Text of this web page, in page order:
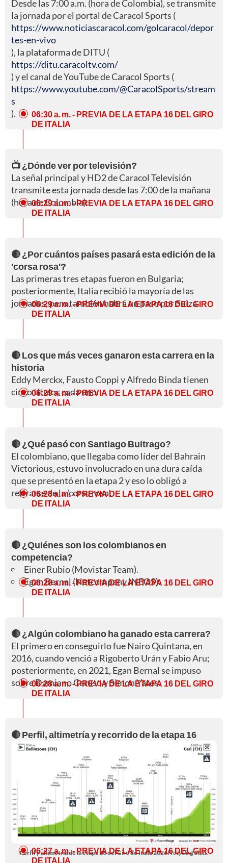
Desde las 7:00 a.m. (hora de Colombia), se transmite
la jornada por el portal de Caracol Sports (
https://www.noticiascaracol.com/golcaracol/depor
tes-en-vivo
), la plataforma de DITU (
https://ditu.caracoltv.com/
) y el canal de YouTube de Caracol Sports (
https://www.youtube.com/@CaracolSports/stream
s
).
06:30 a. m.- PREVIA DE LA ETAPA 16 DEL GIRO
DE ITALIA
📺 ¿Dónde ver por televisión?
La señal principal y HD2 de Caracol Televisión
transmite esta jornada desde las 7:00 de la mañana
(hora de Colombia).
06:29 a. m.- PREVIA DE LA ETAPA 16 DEL GIRO
DE ITALIA
🔴 ¿Por cuántos países pasará esta edición de la
'corsa rosa'?
Las primeras tres etapas fueron en Bulgaria;
posteriormente, Italia recibió la mayoría de las
jornadas, pero también habrá un paso por Suiza.
06:29 a. m.- PREVIA DE LA ETAPA 16 DEL GIRO
DE ITALIA
🔴 Los que más veces ganaron esta carrera en la
historia
Eddy Merckx, Fausto Coppi y Alfredo Binda tienen
cinco títulos cada uno.
06:29 a. m.- PREVIA DE LA ETAPA 16 DEL GIRO
DE ITALIA
🔴 ¿Qué pasó con Santiago Buitrago?
El colombiano, que llegaba como líder del Bahrain
Victorious, estuvo involucrado en una dura caída
que se presentó en la etapa 2 y eso lo obligó a
retirarse de la 'corsa rosa'.
06:28 a. m.- PREVIA DE LA ETAPA 16 DEL GIRO
DE ITALIA
🔴 ¿Quiénes son los colombianos en
competencia?
Einer Rubio (Movistar Team).
Egan Bernal (Netcompany INEOS).
06:28 a. m.- PREVIA DE LA ETAPA 16 DEL GIRO
DE ITALIA
🔴 ¿Algún colombiano ha ganado esta carrera?
El primero en conseguirlo fue Nairo Quintana, en
2016, cuando venció a Rigoberto Urán y Fabio Aru;
posteriormente, en 2021, Egan Bernal se impuso
sobre Damiano Caruso y Simon Yates.
06:28 a. m.- PREVIA DE LA ETAPA 16 DEL GIRO
DE ITALIA
🔴 Perfil, altimetría y recorrido de la etapa 16
Perfil y altimetría de la etapa 16 del Giro de Italia 2026Procycling Stats.
06:27 a. m.- PREVIA DE LA ETAPA 16 DEL GIRO
DE ITALIA